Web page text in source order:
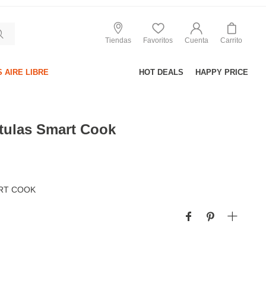
Tiendas Favoritos Cuenta Carrito
AIRE LIBRE HOT DEALS HAPPY PRICE
Smart Cook
COOK